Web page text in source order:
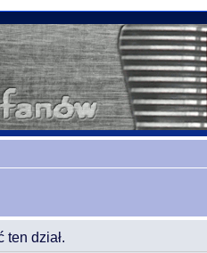
dział.